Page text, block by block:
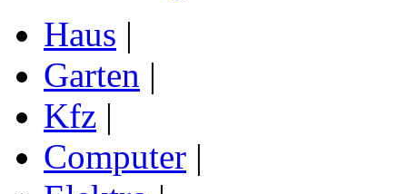
Haus |
Garten |
Kfz |
Computer |